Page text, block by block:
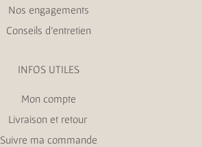
Nos engagements
Conseils d’entretien
INFOS UTILES
Mon compte
Livraison et retour
Suivre ma commande